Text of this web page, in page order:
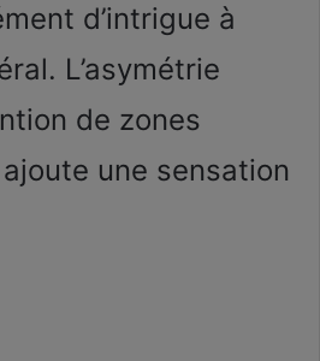
d’intrigue à
L’asymétrie
de zones
une sensation